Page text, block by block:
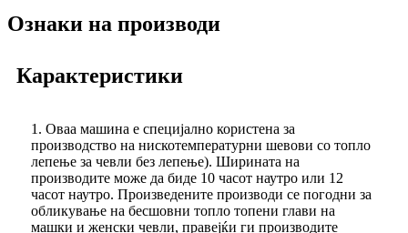
Ознаки на производи
Карактеристики
1. Оваа машина е специјално користена за
производство на нискотемпературни шевови со топло
лепење за чевли без лепење). Ширината на
производите може да биде 10 часот наутро или 12
часот наутро. Произведените производи се погодни за
обликување на бесшовни топло топени глави на
машки и женски чевли, правејќи ги производите